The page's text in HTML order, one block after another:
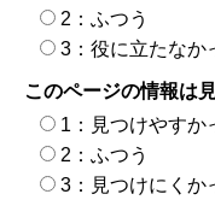
2：ふつう
3：役に立たなか
このページの情報は
1：見つけやすか
2：ふつう
3：見つけにくか